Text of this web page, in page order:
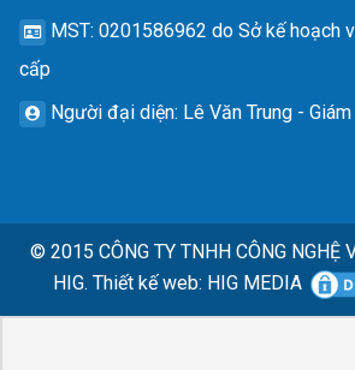
MST: 0201586962 do Sở kế hoạch
cấp
Người đại diện: Lê Văn Trung -
© 2015 CÔNG TY TNHH CÔNG NGHỆ
HIG. Thiết kế web: HIG MEDIA